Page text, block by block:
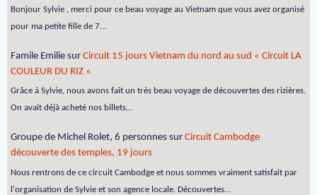
Bonjour Sylvie , merci pour ce beau voyage au Vietnam que vous avez organisé
pour ma petite fille de 7…
Famile Emilie sur Circuit 15 jours Vietnam du nord au sud « Circuit LA
COULEUR DU RIZ «
Grâce à Sylvie, nous avons fait un très beau voyage de découvertes des rizières.
On avait déjà acheté nos billets…
Groupe de Michel Rolet, 6 personnes sur Circuit Cambodge
découverte des temples, 19 jours
Nous rentrons de ce circuit Cambodge et nous sommes vraiment satisfait par
l'organisation de Sylvie et son agence locale. Découvertes…